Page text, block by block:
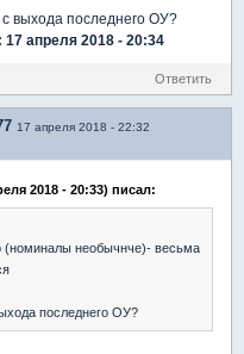
выхода последнего ОУ?
апреля 2018 - 20:34
Ответить
17 апреля 2018 - 22:32
2018 - 20:33) писал:
(номиналы необычнче)- весьма
последнего ОУ?